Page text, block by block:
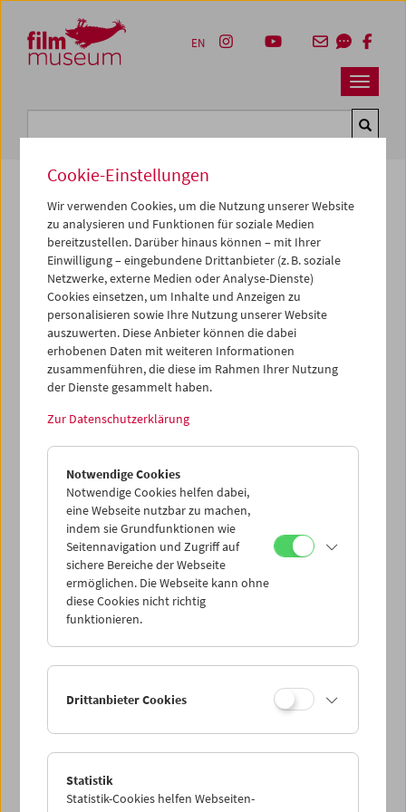
Zum Inhalt
Zum Hauptmenü
Zur Servicenavigation
Zum Suche
Navbar
EN
Kulturerbe digital
Shadow Dancer
Super 8, SW,4 min
Regie:Gustav Deutsch
Sammlung:
Österreichisches Filmmuseum
Dieser Inhalt von 'vimeo' kann aufgrund Ihrer
Cookie-Einstellungen
In Schwarzweiß und auf Schmalfilm abgefilmter
Bildschirm des Arcade-Spiels "Shadow Dancer". Die sich
wiederholende Demo auf dem Bildschirm ergibt einen
Loop. (Text: Hanna Schimek/Anna Högner)
<< Zurück zur Übersicht Kulturerbe digital
Share on
Filmsammlung
Film ONLINE
Cookie-Einstellungen
Wir verwenden Cookies, um die Nutzung unserer Website
zu analysieren und Funktionen für soziale Medien
bereitzustellen. Darüber hinaus können – mit Ihrer
Einwilligung – eingebundene Drittanbieter (z. B. soziale
Netzwerke, externe Medien oder Analyse-Dienste)
Cookies einsetzen, um Inhalte und Anzeigen zu
personalisieren sowie Ihre Nutzung unserer Website
auszuwerten. Diese Anbieter können die dabei
erhobenen Daten mit weiteren Informationen
zusammenführen, die diese im Rahmen Ihrer Nutzung
der Dienste gesammelt haben.
Zur Datenschutzerklärung
Notwendige Cookies
Notwendige Cookies helfen dabei,
eine Webseite nutzbar zu machen,
indem sie Grundfunktionen wie
Seitennavigation und Zugriff auf
sichere Bereiche der Webseite
ermöglichen. Die Webseite kann ohne
diese Cookies nicht richtig
funktionieren.
Drittanbieter Cookies
Statistik
Statistik-Cookies helfen Webseiten-